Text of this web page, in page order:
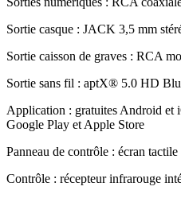
Sortie casque : JACK 3,5 mm
Sortie caisson de graves : RCA
Sortie sans fil : aptX® 5.0 HD
Application : gratuites Android et
Google Play et Apple Store
Panneau de contrôle : écran
Contrôle : récepteur infrarouge